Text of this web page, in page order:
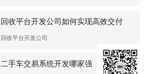
回收平台开发公司如何实现高效交付
回收平台开发公司
二手车交易系统开发哪家强